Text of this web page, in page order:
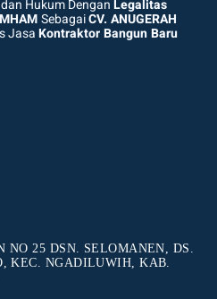
Hukum DenganLegalitas
SebagaiCV. ANUGERAH
JasaKontraktor Bangun Baru
NO 25 DSN. SELOMANEN, DS.
KEC. NGADILUWIH, KAB.